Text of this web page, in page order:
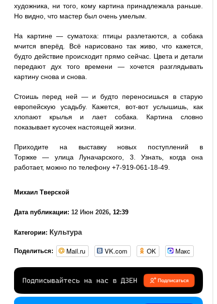
художника, ни того, кому картина принадлежала раньше.
Но видно, что мастер был очень умелым.
На картине — суматоха: птицы разлетаются, а собака
мчится вперёд. Всё нарисовано так живо, что кажется,
будто действие происходит прямо сейчас. Цвета и детали
передают дух того времени — хочется разглядывать
картину снова и снова.
Стоишь перед ней — и будто переносишься в старую
европейскую усадьбу. Кажется, вот‑вот услышишь, как
хлопают крылья и лает собака. Картина словно
показывает кусочек настоящей жизни.
Приходите на выставку новых поступлений в
Торжке — улица Луначарского, 3. Узнать, когда она
работает, можно по телефону +7‑919‑061‑18‑49.
Михаил Тверской
Дата публикации: 12 Июн 2026, 12:39
Категории: Культура
Поделиться: Mail.ru VK.com OK Макс